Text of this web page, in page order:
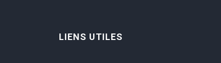
LIENS UTILES